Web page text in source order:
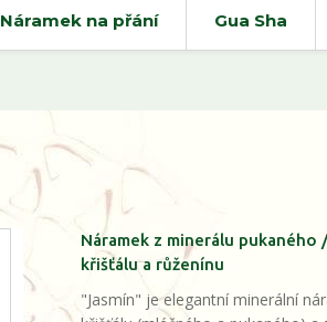
Náramek na přání Gua Sha
Náramek z minerálu pukaného
křišťálu a růženínu
"Jasmín" je elegantní minerální